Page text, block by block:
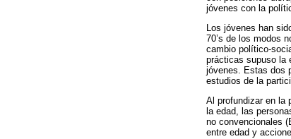
jóvenes con la
Los jóvenes han
70’s de los modos
cambio político-
prácticas supuso la
jóvenes. Estas dos
estudios de la
Al profundizar en la
la edad, las
no convencionales
entre edad y